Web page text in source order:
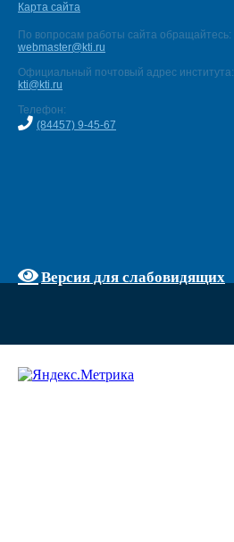
Карта сайта
По вопросам работы сайта обращайтесь:
webmaster@kti.ru
Официальный почтовый адрес института:
kti@kti.ru
Телефон:
(84457) 9-45-67
Версия для слабовидящих